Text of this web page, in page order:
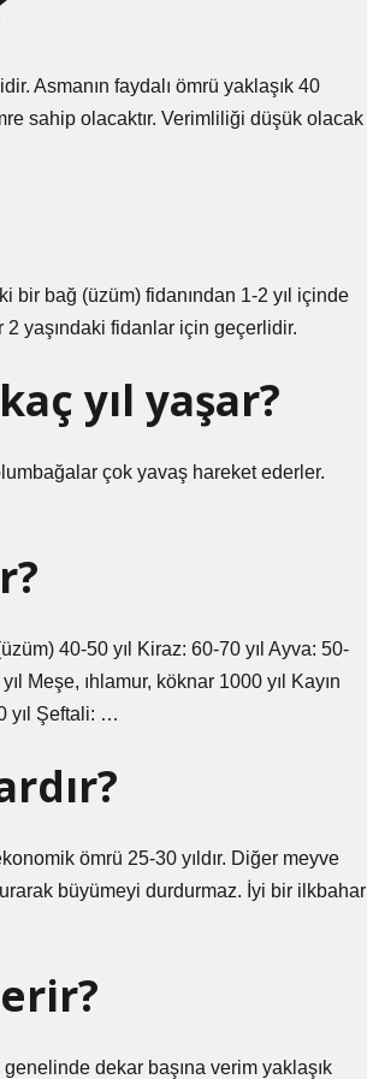
Asmanın faydalı ömrü yaklaşık 40
sahip olacaktır. Verimliliği düşük olacak
bir bağ (üzüm) fidanından 1-2 yıl içinde
yaşındaki fidanlar için geçerlidir.
yıl yaşar?
çok yavaş hareket ederler.
40-50 yıl Kiraz: 60-70 yıl Ayva: 50-
Meşe, ıhlamur, köknar 1000 yıl Kayın
yıl Şeftali: …
ömrü 25-30 yıldır. Diğer meyve
büyümeyi durdurmaz. İyi bir ilkbahar
dekar başına verim yaklaşık